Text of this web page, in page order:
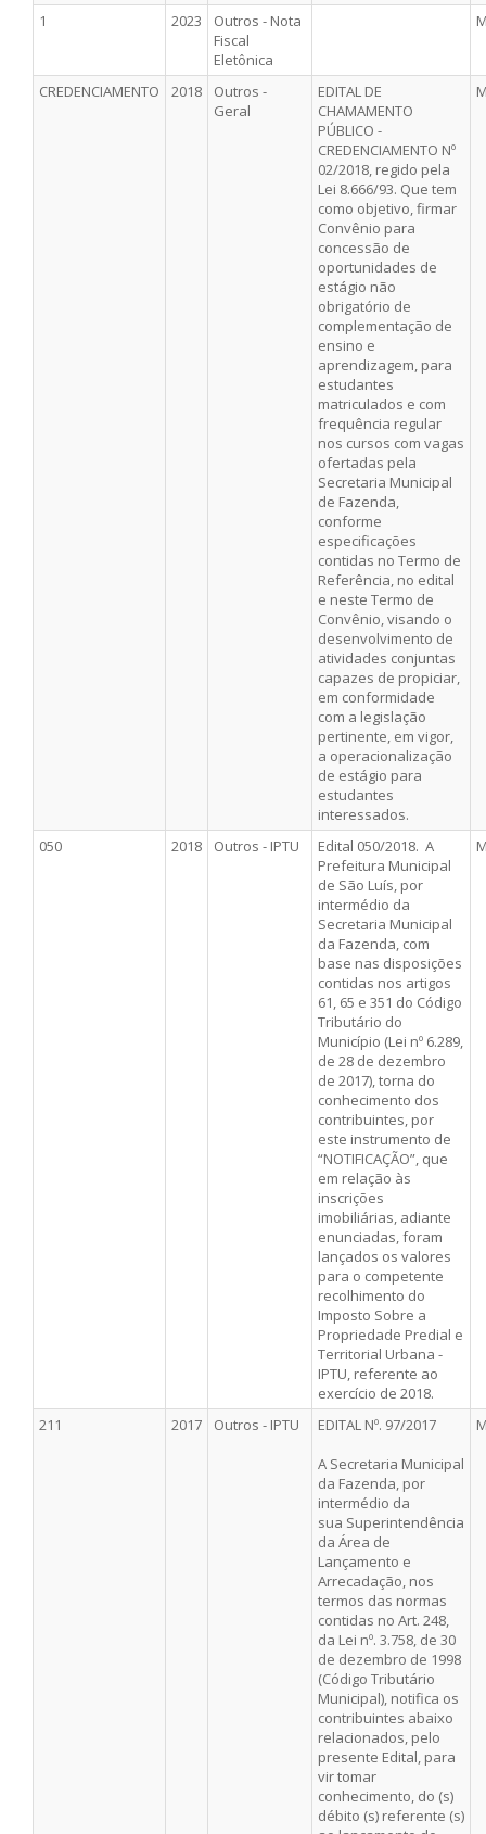
1 2023
Outros - Nota
Fiscal
Eletônica
CREDENCIAMENTO 2018
Outros -
Geral
EDITAL DE
CHAMAMENTO
PÚBLICO -
CREDENCIAMENTO Nº
02/2018, regido pela
Lei 8.666/93. Que tem
como objetivo, firmar
Convênio para
concessão de
oportunidades de
estágio não
obrigatório de
complementação de
ensino e
aprendizagem, para
estudantes
matriculados e com
frequência regular
nos cursos com vagas
ofertadas pela
Secretaria Municipal
de Fazenda,
conforme
especificações
contidas no Termo de
Referência, no edital
e neste Termo de
Convênio, visando o
desenvolvimento de
atividades conjuntas
capazes de propiciar,
em conformidade
com a legislação
pertinente, em vigor,
a operacionalização
de estágio para
estudantes
interessados.
050 2018 Outros - IPTU
Edital 050/2018. A
Prefeitura Municipal
de São Luís, por
intermédio da
Secretaria Municipal
da Fazenda, com
base nas disposições
contidas nos artigos
61, 65 e 351 do Código
Tributário do
Município (Lei nº 6.289,
de 28 de dezembro
de 2017), torna do
conhecimento dos
contribuintes, por
este instrumento de
“NOTIFICAÇÃO”, que
em relação às
inscrições
imobiliárias, adiante
enunciadas, foram
lançados os valores
para o competente
recolhimento do
Imposto Sobre a
Propriedade Predial e
Territorial Urbana -
IPTU, referente ao
exercício de 2018.
211 2017 Outros - IPTU
EDITAL Nº. 97/2017
A Secretaria Municipal
da Fazenda, por
intermédio da
sua Superintendência
da Área de
Lançamento e
Arrecadação, nos
termos das normas
contidas no Art. 248,
da Lei nº. 3.758, de 30
de dezembro de 1998
(Código Tributário
Municipal), notifica os
contribuintes abaixo
relacionados, pelo
presente Edital, para
vir tomar
conhecimento, do (s)
débito (s) referente (s)